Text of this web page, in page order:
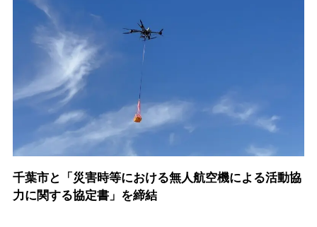
千葉市と「災害時等における無人航空機による活動協
力に関する協定書」を締結